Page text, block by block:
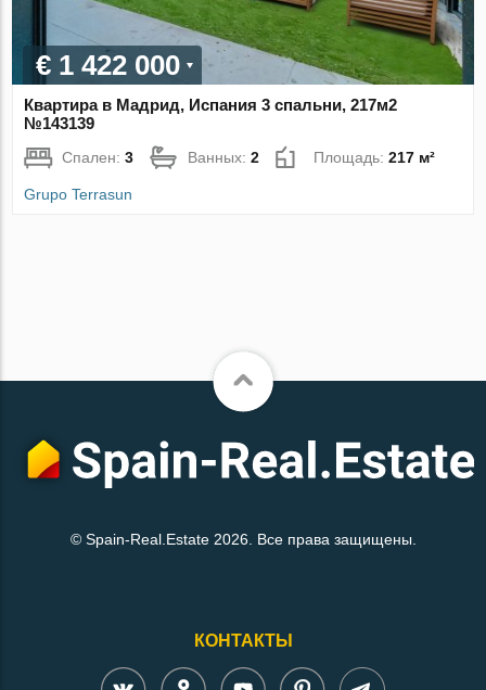
€ 1 422 000
Квартира в Мадрид, Испания 3 спальни, 217м2
№143139
Спален:3 Ванных:2 Площадь:217 м²
Grupo Terrasun
© Spain-Real.Estate 2026. Все права защищены.
КОНТАКТЫ